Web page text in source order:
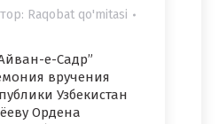
Raqobat qo'mitasi
е-Садр”
вручения
Узбекистан
Ордена